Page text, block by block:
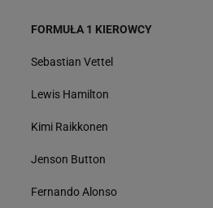
FORMUŁA 1 KIEROWCY
Sebastian Vettel
Lewis Hamilton
Kimi Raikkonen
Jenson Button
Fernando Alonso